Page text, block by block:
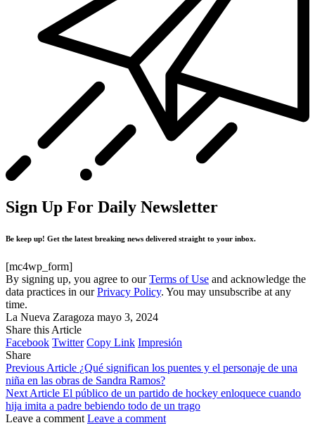
Sign Up For Daily Newsletter
Be keep up! Get the latest breaking news delivered straight to your inbox.
[mc4wp_form]
By signing up, you agree to ourTerms of Use and acknowledge the
data practices in ourPrivacy Policy. You may unsubscribe at any
time.
La Nueva Zaragoza mayo 3, 2024
Share this Article
Facebook Twitter Copy Link Impresión
Share
Previous Article ¿Qué significan los puentes y el personaje de una
niña en las obras de Sandra Ramos?
Next Article El público de un partido de hockey enloquece cuando
hija imita a padre bebiendo todo de un trago
Leave a comment Leave a comment